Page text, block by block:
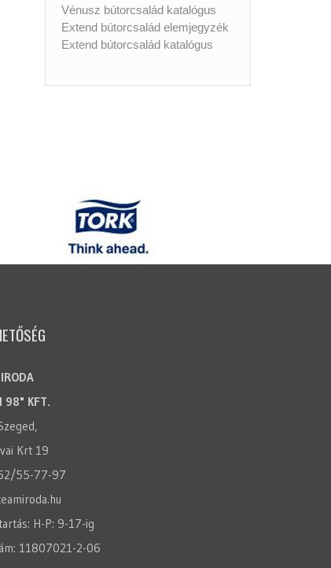
Vénusz bútorcsalád katalógus
Extend bútorcsalád elemjegyzék
Extend bútorcsalád katalógus
98" KFT.
Krt 19
55-77-97
H-P: 9-17-ig
11807021-2-06